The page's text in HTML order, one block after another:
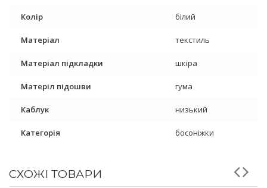
Колір білий
Матеріал текстиль
Матеріал підкладки шкіра
Матеріл підошви гума
Каблук низький
Категорія босоніжки
СХОЖІ ТОВАРИ